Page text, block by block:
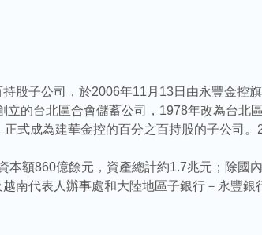
股子公司，於2006年11月13日由永豐金控
立的台北區合會儲蓄公司，1978年改為台
式成為建華金控的百分之百持股的子公司。
本額860億餘元，資產總計約1.7兆元；除
南代表人辦事處和大陸地區子銀行－永豐